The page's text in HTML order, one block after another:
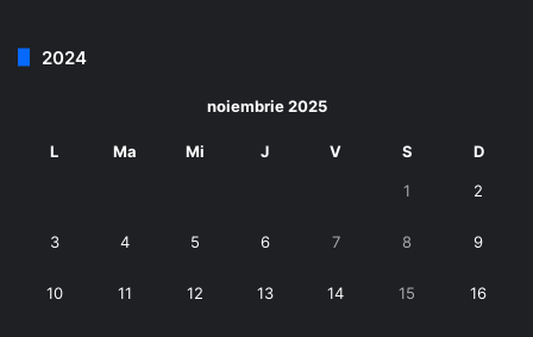
2024
noiembrie 2025
L Ma Mi J V S D
1 2
3 4 5 6 7 8 9
10 11 12 13 14 15 16